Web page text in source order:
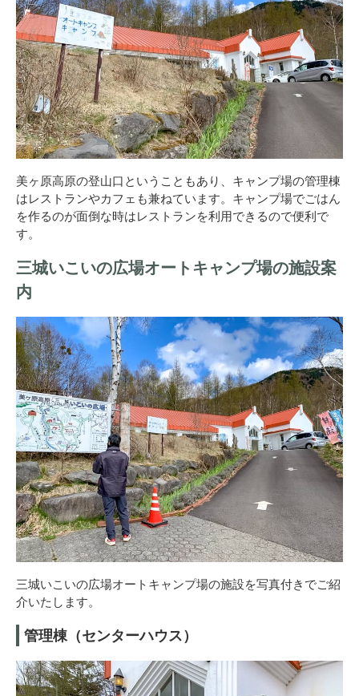
美ヶ原高原の登山口ということもあり、キャンプ場の管理棟
はレストランやカフェも兼ねています。キャンプ場でごはん
を作るのが面倒な時はレストランを利用できるので便利で
す。
三城いこいの広場オートキャンプ場の施設案
内
三城いこいの広場オートキャンプ場の施設を写真付きでご紹
介いたします。
管理棟（センターハウス）